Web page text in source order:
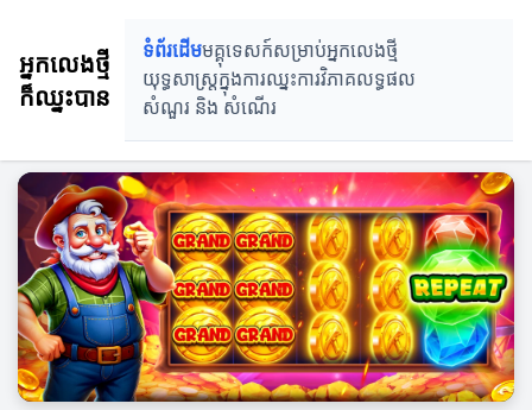
អ្នកលេងថ្មី
ក៏ឈ្នះបាន
ទំព័រដើមមគ្គុទេសក៍សម្រាប់អ្នកលេងថ្មី
យុទ្ធសាស្ត្រក្នុងការឈ្នះការវិភាគលទ្ធផល
សំណួរ និង សំណេីរ